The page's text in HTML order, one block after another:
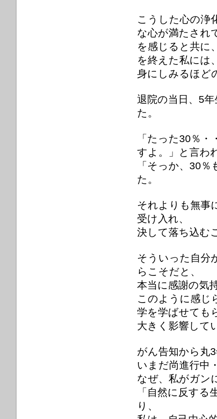
こうした心の浄
な心が満たされ
を感じると共に
を終えた私には
身にしみるほど
退院の当日、5
た。
「たった30％
すよ。」と言わ
「そっか、30
た。
それよりも無事
受け入れ、
決して落ち込む
そういった自分
らこそだと、
本当に感謝の気
このように感じ
学を学ばせても
大きく影響して
がん告知から丸
いまだ尚進行中
なぜ、私がガン
「自然に反す
り、